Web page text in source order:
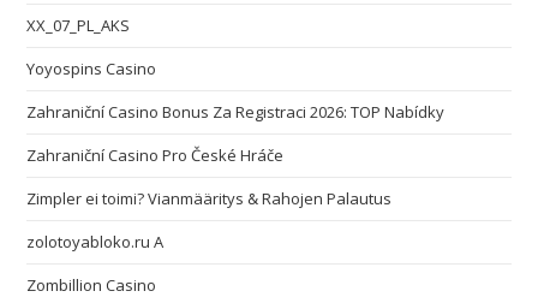
XX_07_PL_AKS
Yoyospins Casino
Zahraniční Casino Bonus Za Registraci 2026: TOP Nabídky
Zahraniční Casino Pro České Hráče
Zimpler ei toimi? Vianmääritys & Rahojen Palautus
zolotoyabloko.ru A
Zombillion Casino